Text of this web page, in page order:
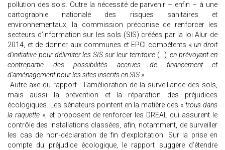
pollution des sols. Outre la nécessité de parvenir – enfin – à une
cartographie nationale des risques sanitaires et
environnementaux, la commission préconise de renforcer les
secteurs d’information sur les sols (SIS) créées par la loi Alur de
2014, et de donner aux communes et EPCI compétents «un droit
d’initiative pour délimiter les SIS sur leur territoire (…), en prévoyant en
contrepartie des possibilités accrues de financement et
d’aménagement pour les sites inscrits en SIS ».
Autre axe du rapport : l’amélioration de la surveillance des sols,
mais aussi la prévention et la réparation des préjudices
écologiques. Les sénateurs pointent en la matière des «trous dans
la raquette», et proposent de renforcer les DREAL qui assurent le
contrôle des installations classées, afin, notamment, de surveiller
les cas de non-déclaration de fin d’exploitation. Sur la prise en
compte du préjudice écologique, le rapport suggère d’étendre